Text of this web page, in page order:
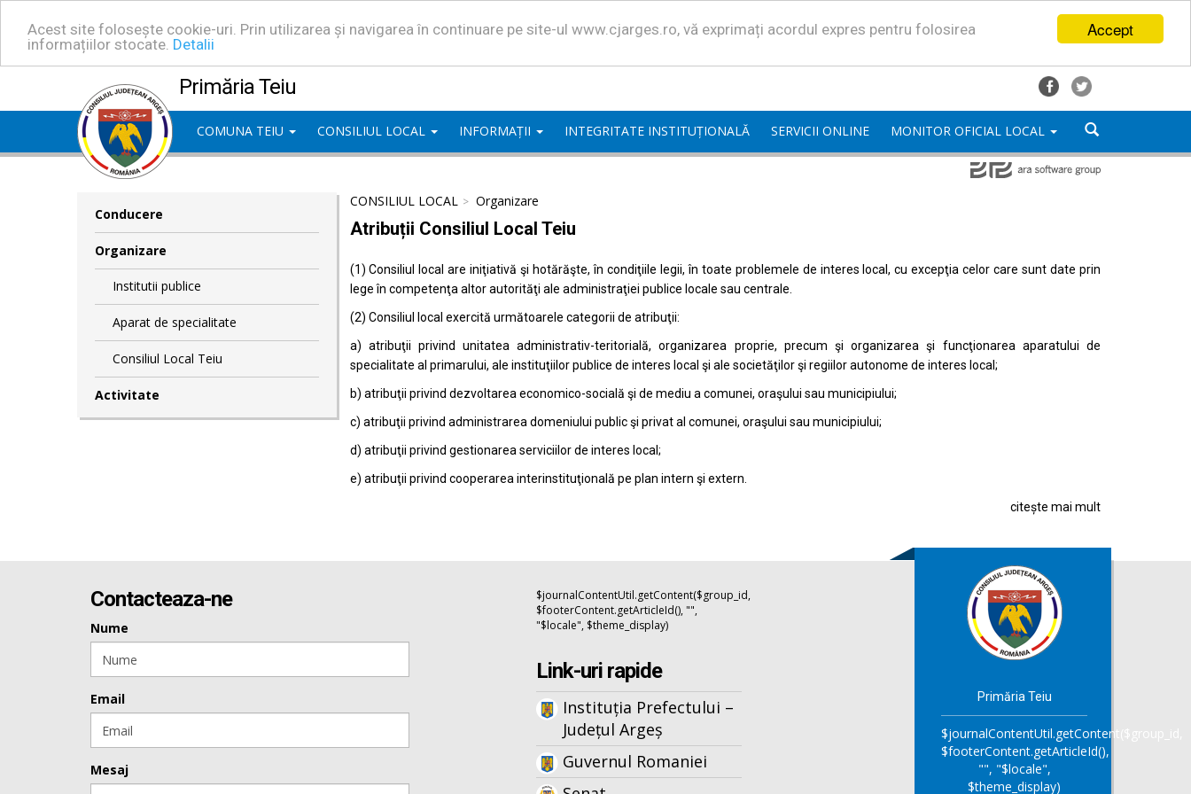
Accept
Acest site folosește cookie-uri. Prin utilizarea și navigarea în continuare pe site-ul www.cjarges.ro, vă exprimați acordul expres pentru folosirea
informațiilor stocate. Detalii
Primăria Teiu
COMUNA TEIU CONSILIUL LOCAL INFORMAȚII INTEGRITATE INSTITUȚIONALĂ SERVICII ONLINE MONITOR OFICIAL LOCAL
Conducere
Organizare
Institutii publice
Aparat de specialitate
Consiliul Local Teiu
Activitate
CONSILIUL LOCAL Organizare
Atribuții Consiliul Local Teiu
(1) Consiliul local are iniţiativă şi hotărăşte, în condiţiile legii, în toate problemele de interes local, cu excepţia celor care sunt date prin
lege în competenţa altor autorităţi ale administraţiei publice locale sau centrale.
(2) Consiliul local exercită următoarele categorii de atribuţii:
a) atribuţii privind unitatea administrativ-teritorială, organizarea proprie, precum şi organizarea şi funcţionarea aparatului de
specialitate al primarului, ale instituţiilor publice de interes local şi ale societăţilor şi regiilor autonome de interes local;
b) atribuţii privind dezvoltarea economico-socială şi de mediu a comunei, oraşului sau municipiului;
c) atribuţii privind administrarea domeniului public şi privat al comunei, oraşului sau municipiului;
d) atribuţii privind gestionarea serviciilor de interes local;
e) atribuţii privind cooperarea interinstituţională pe plan intern şi extern.
citește mai mult
Contacteaza-ne
Nume
Email
Mesaj
$journalContentUtil.getContent($group_id,
$footerContent.getArticleId(), "",
"$locale", $theme_display)
Link-uri rapide
Instituția Prefectului –
Județul Argeș
Guvernul Romaniei
Primăria Teiu
$journalContentUtil.getContent($group_id,
$footerContent.getArticleId(),
"", "$locale",
$theme_display)